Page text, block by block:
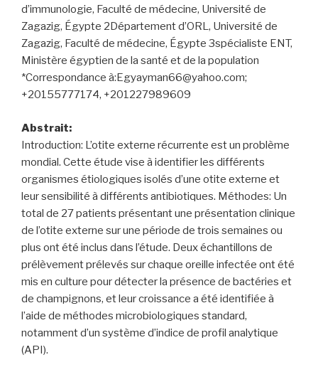
d’immunologie, Faculté de médecine, Université de
Zagazig, Égypte 2Département d’ORL, Université de
Zagazig, Faculté de médecine, Égypte 3spécialiste ENT,
Ministère égyptien de la santé et de la population
*Correspondance à:Egyayman66@yahoo.com;
+20155777174, +201227989609
Abstrait:
Introduction: L’otite externe récurrente est un problème
mondial. Cette étude vise à identifier les différents
organismes étiologiques isolés d’une otite externe et
leur sensibilité à différents antibiotiques. Méthodes: Un
total de 27 patients présentant une présentation clinique
de l’otite externe sur une période de trois semaines ou
plus ont été inclus dans l’étude. Deux échantillons de
prélèvement prélevés sur chaque oreille infectée ont été
mis en culture pour détecter la présence de bactéries et
de champignons, et leur croissance a été identifiée à
l’aide de méthodes microbiologiques standard,
notamment d’un système d’indice de profil analytique
(API).